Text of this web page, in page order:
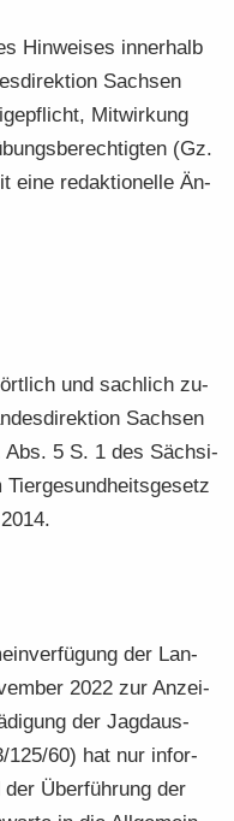
Hin­wei­ses in­ner­halb
Sach­sen
Mit­wir­kung
(Gz.
eine re­dak­tio­nel­le Än­
und sach­lich zu­
Sach­sen
Abs. 5 S. 1 des Säch­si­
der Lan­
2022 zur An­zei­
der Jagd­aus­
125/60) hat nur in­for­
Über­füh­rung der